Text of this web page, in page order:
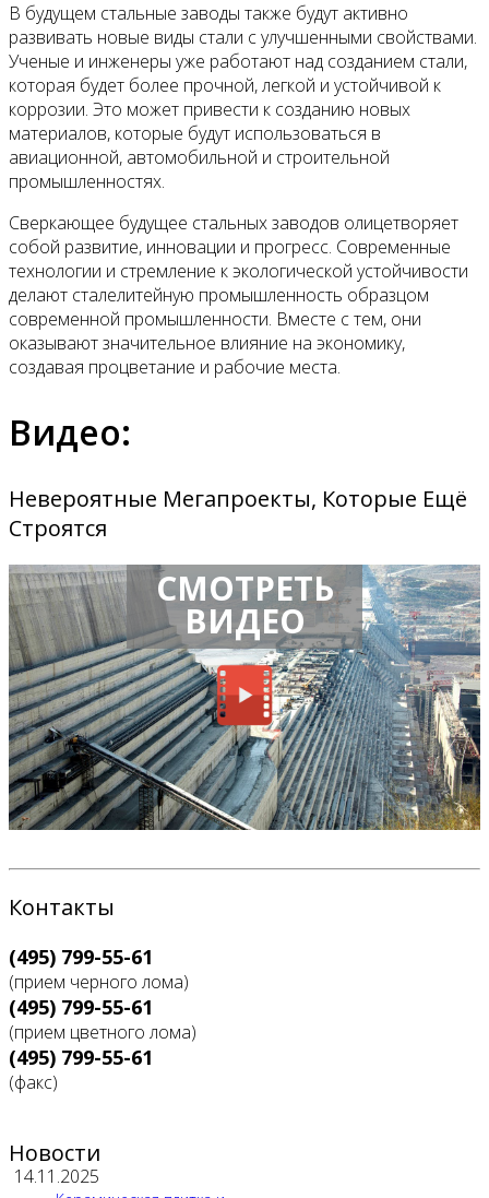
В будущем стальные заводы также будут активно
развивать новые виды стали с улучшенными свойствами.
Ученые и инженеры уже работают над созданием стали,
которая будет более прочной, легкой и устойчивой к
коррозии. Это может привести к созданию новых
материалов, которые будут использоваться в
авиационной, автомобильной и строительной
промышленностях.
Сверкающее будущее стальных заводов олицетворяет
собой развитие, инновации и прогресс. Современные
технологии и стремление к экологической устойчивости
делают сталелитейную промышленность образцом
современной промышленности. Вместе с тем, они
оказывают значительное влияние на экономику,
создавая процветание и рабочие места.
Видео:
Невероятные Мегапроекты, Которые Ещё
Строятся
СМОТРЕТЬ
ВИДЕО
Контакты
(495) 799-55-61
(прием черного лома)
(495) 799-55-61
(прием цветного лома)
(495) 799-55-61
(факс)
Новости
14.11.2025